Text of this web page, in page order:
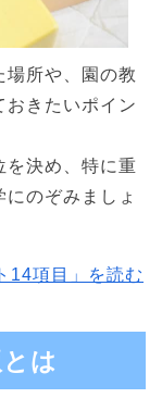
場所や、園の教
おきたいポイン
を決め、特に重
のぞみましょ
14項目」を読む
は